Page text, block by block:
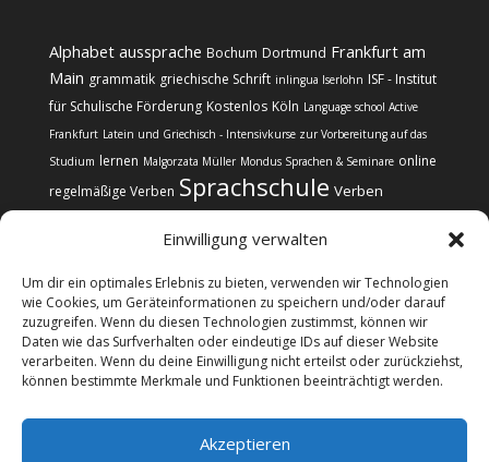
Einwilligung verwalten
Um dir ein optimales Erlebnis zu bieten, verwenden wir Technologien
wie Cookies, um Geräteinformationen zu speichern und/oder darauf
zuzugreifen. Wenn du diesen Technologien zustimmst, können wir
Daten wie das Surfverhalten oder eindeutige IDs auf dieser Website
verarbeiten. Wenn du deine Einwilligung nicht erteilst oder zurückziehst,
können bestimmte Merkmale und Funktionen beeinträchtigt werden.
Akzeptieren
Alphabet aussprache Bochum Dortmund Frankfurt am
Main grammatik griechische Schrift inlingua Iserlohn ISF - Institut
für Schulische Förderung Kostenlos Köln Language school Active
Frankfurt Latein und Griechisch - Intensivkurse zur Vorbereitung auf das
Studium lernen Malgorzata Müller Mondus Sprachen & Seminare online
regelmäßige Verben Sprachschule Verben
Kontakt Impressum
Datenschutz
Cookie-Richtlinie (EU)
@copyright Web24 Consulting AVO | 2024-2026 * Wir
informieren über Sprachkurse, verkaufen selbst aber